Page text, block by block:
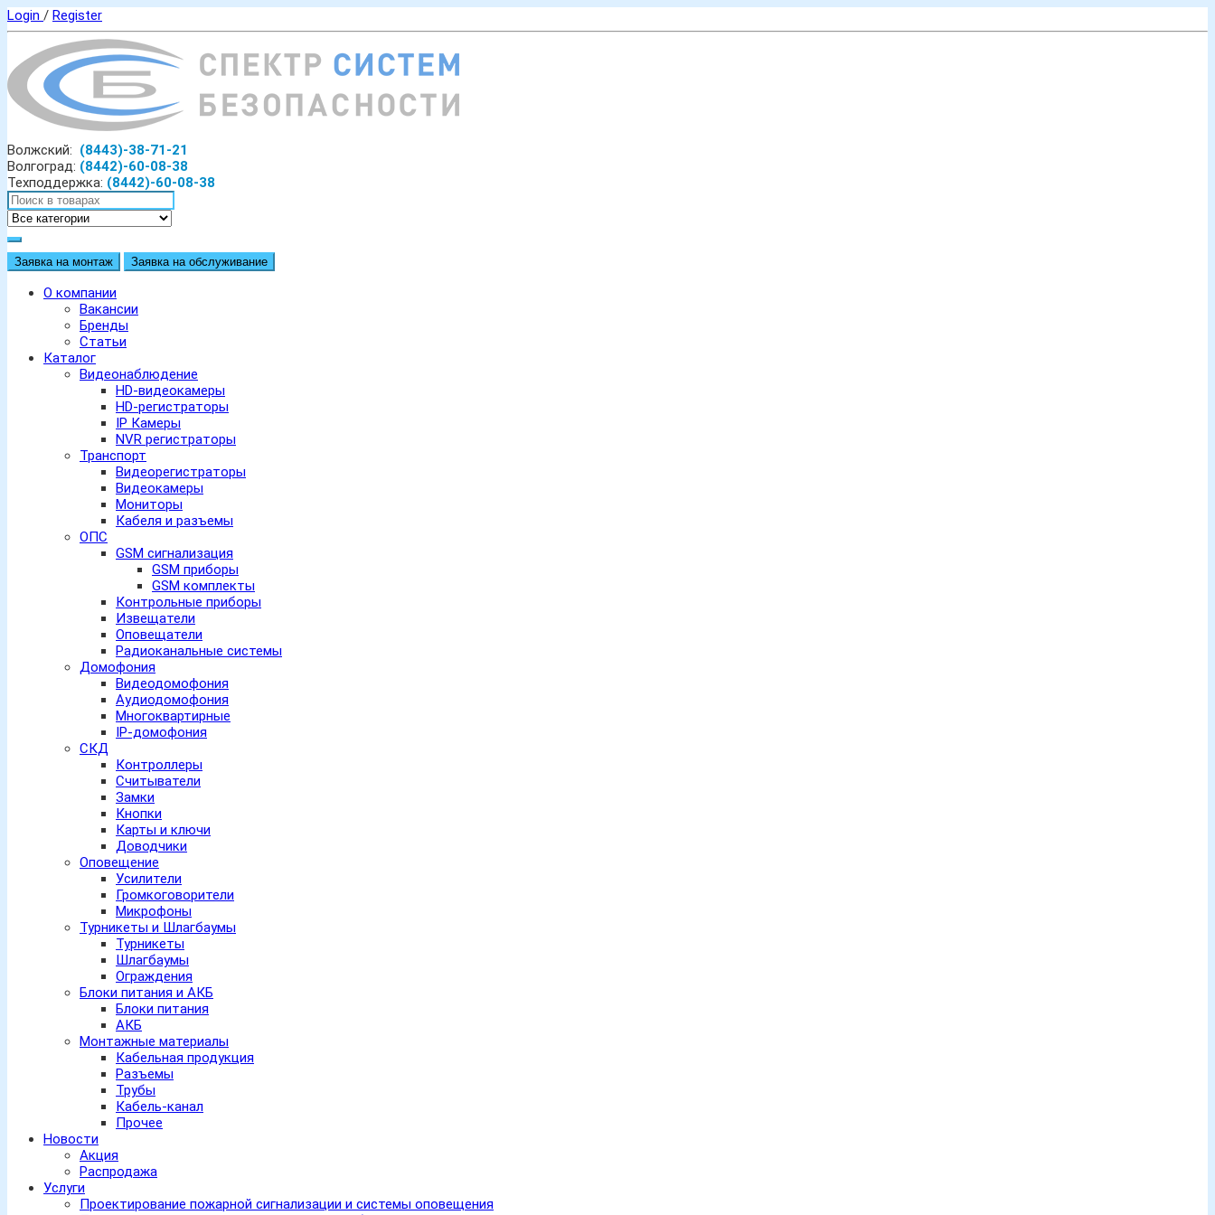
Login / Register
Волжский: (8443)-38-71-21
Волгоград: (8442)-60-08-38
Техподдержка: (8442)-60-08-38
Заявка на монтаж Заявка на обслуживание
О компании
Вакансии
Бренды
Статьи
Каталог
Видеонаблюдение
HD-видеокамеры
HD-регистраторы
IP Камеры
NVR регистраторы
Транспорт
Видеорегистраторы
Видеокамеры
Мониторы
Кабеля и разъемы
ОПС
GSM сигнализация
GSM приборы
GSM комплекты
Контрольные приборы
Извещатели
Оповещатели
Радиоканальные системы
Домофония
Видеодомофония
Аудиодомофония
Многоквартирные
IP-домофония
СКД
Контроллеры
Считыватели
Замки
Кнопки
Карты и ключи
Доводчики
Оповещение
Усилители
Громкоговорители
Микрофоны
Турникеты и Шлагбаумы
Турникеты
Шлагбаумы
Ограждения
Блоки питания и АКБ
Блоки питания
АКБ
Монтажные материалы
Кабельная продукция
Разъемы
Трубы
Кабель-канал
Прочее
Новости
Акция
Распродажа
Услуги
Проектирование пожарной сигнализации и системы оповещения